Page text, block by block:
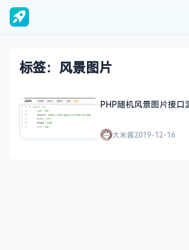
标签：风景图片
PHP随机风景图片接口
大米酱2019-12-16